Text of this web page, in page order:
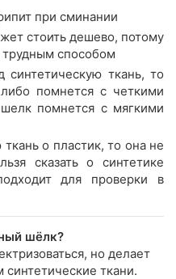
при сминании
стоить дешево, потому
трудным способом
синтетическую ткань, то
помнется с четкими
помнется с мягкими
о пластик, то она не
сказать о синтетике
для проверки в
шёлк?
но делает
ткани.